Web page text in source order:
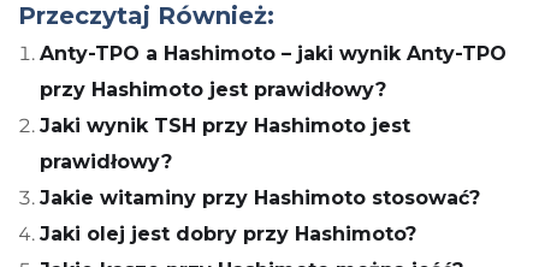
Przeczytaj Również:
Anty-TPO a Hashimoto – jaki wynik Anty-TPO
przy Hashimoto jest prawidłowy?
Jaki wynik TSH przy Hashimoto jest
prawidłowy?
Jakie witaminy przy Hashimoto stosować?
Jaki olej jest dobry przy Hashimoto?